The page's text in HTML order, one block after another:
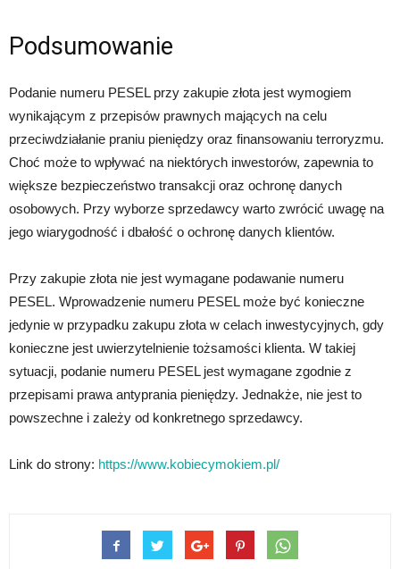
Podsumowanie
Podanie numeru PESEL przy zakupie złota jest wymogiem
wynikającym z przepisów prawnych mających na celu
przeciwdziałanie praniu pieniędzy oraz finansowaniu terroryzmu.
Choć może to wpływać na niektórych inwestorów, zapewnia to
większe bezpieczeństwo transakcji oraz ochronę danych
osobowych. Przy wyborze sprzedawcy warto zwrócić uwagę na
jego wiarygodność i dbałość o ochronę danych klientów.
Przy zakupie złota nie jest wymagane podawanie numeru
PESEL. Wprowadzenie numeru PESEL może być konieczne
jedynie w przypadku zakupu złota w celach inwestycyjnych, gdy
konieczne jest uwierzytelnienie tożsamości klienta. W takiej
sytuacji, podanie numeru PESEL jest wymagane zgodnie z
przepisami prawa antyprania pieniędzy. Jednakże, nie jest to
powszechne i zależy od konkretnego sprzedawcy.
Link do strony: https://www.kobiecymokiem.pl/